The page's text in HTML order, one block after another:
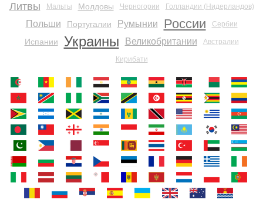
Литвы Мальты Молдовы Черногории Голландии (Нидерландов)
Польши Португалии Румынии России Сербии
Испании Украины Великобритании Австралии
Кирибати